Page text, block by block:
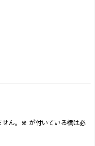
ん。 ※ が付いている欄は必